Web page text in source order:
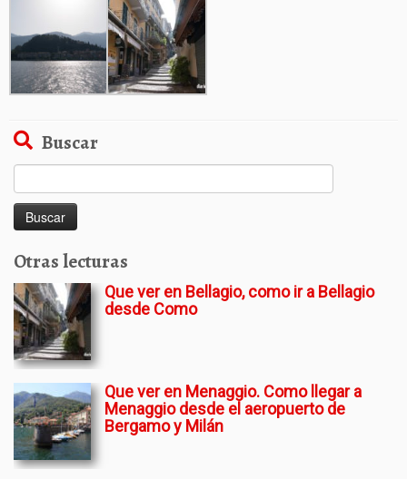
Buscar
Otras lecturas
Que ver en Bellagio, como ir a Bellagio
desde Como
Que ver en Menaggio. Como llegar a
Menaggio desde el aeropuerto de
Bergamo y Milán